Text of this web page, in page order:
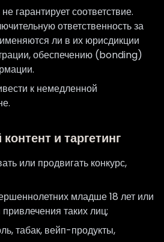
гарантирует соответствие.
ответственность за
ли в их юрисдикции
обеспечению (bonding)
к немедленной
и таргетинг
или продвигать конкурс,
младше 18 лет или
таких лиц;
табак, вейп-продукты,